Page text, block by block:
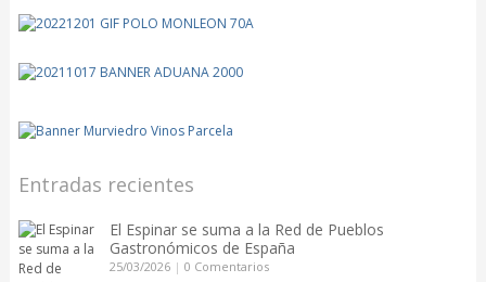
Entradas recientes
El Espinar se suma a la Red de Pueblos
Gastronómicos de España
25/03/2026| 0 Comentarios